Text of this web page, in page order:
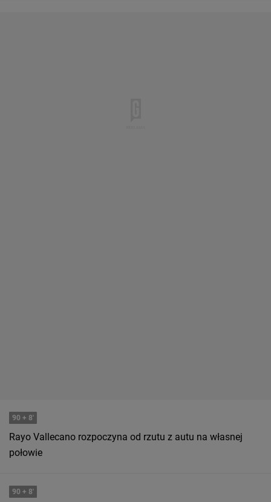
90 + 8'
Rayo Vallecano rozpoczyna od rzutu z autu na własnej
połowie
90 + 8'